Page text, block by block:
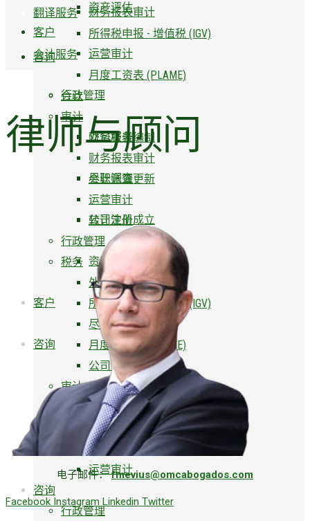
财务报表审计
运营审计
行政管理
外包服务
尽职调查
公司注册成立
资产评估
客户
咨询
所得税申报 - 增值税 (IGV)
月度工资表 (PLAME)
审计
财务报表审计
运营审计
行政管理
外包服务
尽职调查
公司注册成立
资产评估
咨询
翻译服务
会计服务
会计
财务报表编制
会计账簿更新
转让定价
税务
所得税申报 - 增值税 (IGV)
月度工资表 (PLAME)
审计
财务报表审计
运营审计
行政管理
资产评估
客户
咨询
律师与顾问
电子邮件：fmevius@omcabogados.com
Facebook Instagram Linkedin Twitter